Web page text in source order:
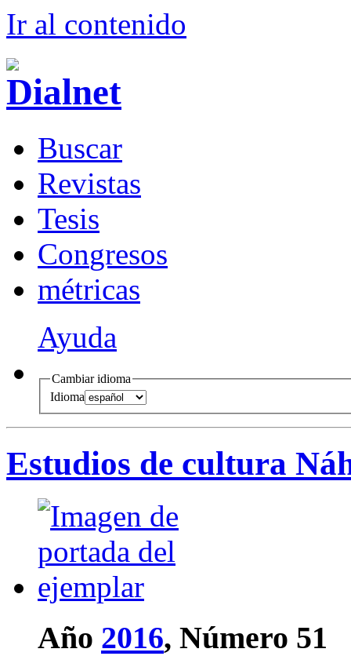
Ir al contenido
Buscar
Revistas
Tesis
Congresos
métricas
Ayuda
Cambiar idioma
Idioma
Estudios de cultura
Año 2016, Número 51